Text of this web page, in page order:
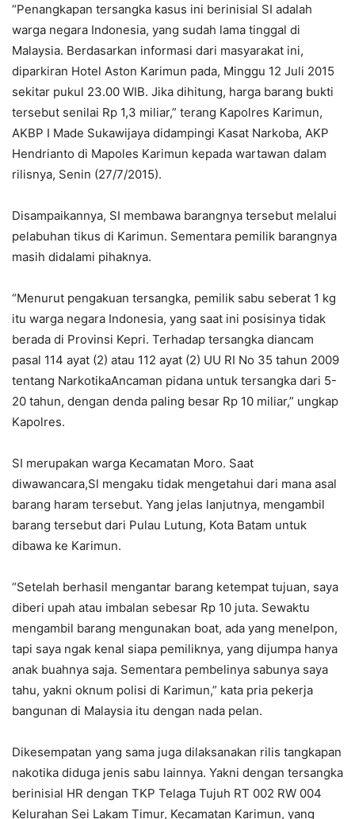
“Penangkapan tersangka kasus ini berinisial SI adalah
warga negara Indonesia, yang sudah lama tinggal di
Malaysia. Berdasarkan informasi dari masyarakat ini,
diparkiran Hotel Aston Karimun pada, Minggu 12 Juli 2015
sekitar pukul 23.00 WIB. Jika dihitung, harga barang bukti
tersebut senilai Rp 1,3 miliar,” terang Kapolres Karimun,
AKBP I Made Sukawijaya didampingi Kasat Narkoba, AKP
Hendrianto di Mapoles Karimun kepada wartawan dalam
rilisnya, Senin (27/7/2015).
Disampaikannya, SI membawa barangnya tersebut melalui
pelabuhan tikus di Karimun. Sementara pemilik barangnya
masih didalami pihaknya.
“Menurut pengakuan tersangka, pemilik sabu seberat 1 kg
itu warga negara Indonesia, yang saat ini posisinya tidak
berada di Provinsi Kepri. Terhadap tersangka diancam
pasal 114 ayat (2) atau 112 ayat (2) UU RI No 35 tahun 2009
tentang NarkotikaAncaman pidana untuk tersangka dari 5-
20 tahun, dengan denda paling besar Rp 10 miliar,” ungkap
Kapolres.
SI merupakan warga Kecamatan Moro. Saat
diwawancara,Sl mengaku tidak mengetahui dari mana asal
barang haram tersebut. Yang jelas lanjutnya, mengambil
barang tersebut dari Pulau Lutung, Kota Batam untuk
dibawa ke Karimun.
“Setelah berhasil mengantar barang ketempat tujuan, saya
diberi upah atau imbalan sebesar Rp 10 juta. Sewaktu
mengambil barang mengunakan boat, ada yang menelpon,
tapi saya ngak kenal siapa pemiliknya, yang dijumpa hanya
anak buahnya saja. Sementara pembelinya sabunya saya
tahu, yakni oknum polisi di Karimun,” kata pria pekerja
bangunan di Malaysia itu dengan nada pelan.
Dikesempatan yang sama juga dilaksanakan rilis tangkapan
nakotika diduga jenis sabu lainnya. Yakni dengan tersangka
berinisial HR dengan TKP Telaga Tujuh RT 002 RW 004
Kelurahan Sei Lakam Timur, Kecamatan Karimun, yang